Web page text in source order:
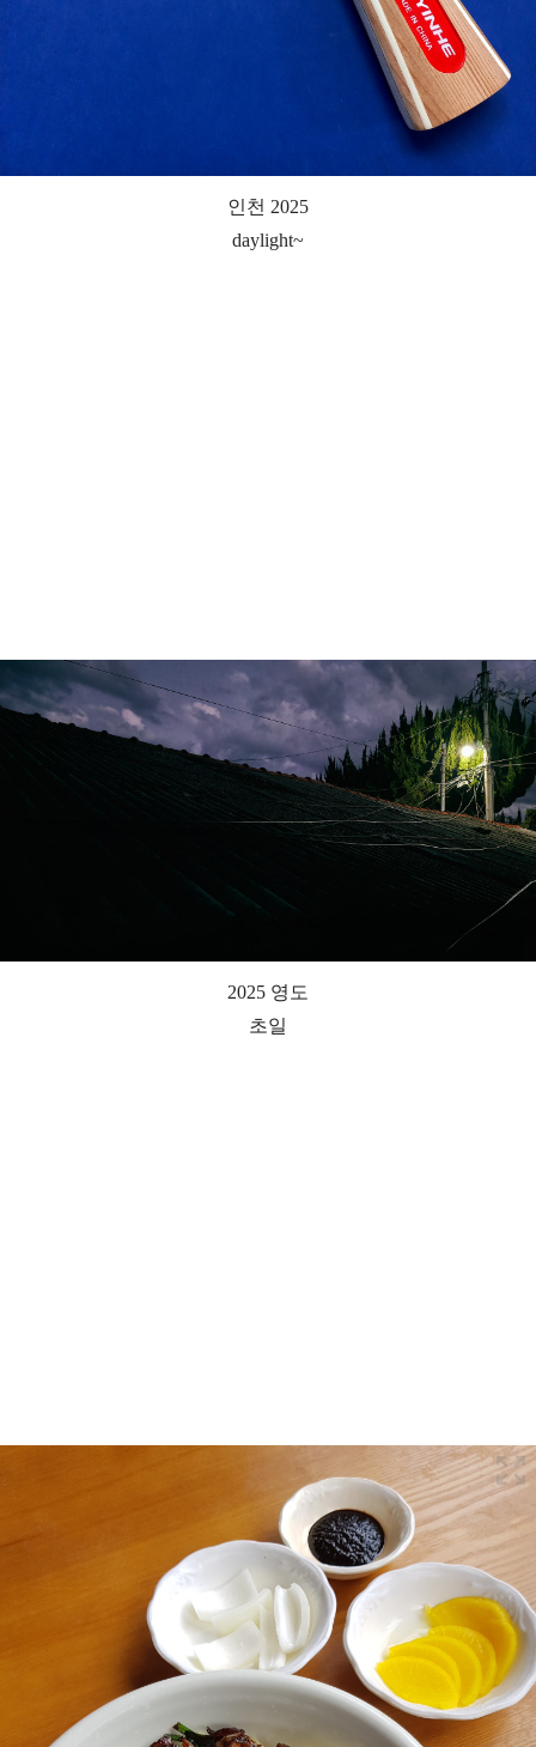
인천 2025
daylight~
2025 영도
초일